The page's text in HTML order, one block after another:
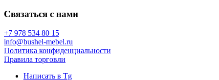
Связаться с нами
+7 978 534 80 15
info@bushel-mebel.ru
Политика конфиденциальности
Правила торговли
Написать в Tg